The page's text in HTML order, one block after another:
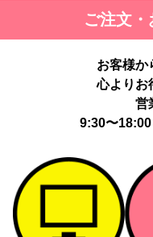
ご注文
お客様か
心よりお
営
9:30〜18:00